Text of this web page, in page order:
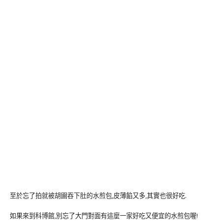
至於忘了拍就被胡圇吞下肚的水煎包,皮薄餡又多,其實也很好吃.
如果來到科博館,別忘了大門對面有這麼一家好吃又便宜的水煎包喔!